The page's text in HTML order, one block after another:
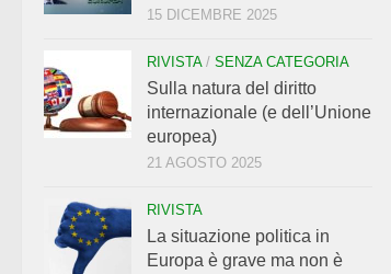
15 DICEMBRE 2025
RIVISTA/ SENZA CATEGORIA
Sulla natura del diritto
internazionale (e dell’Unione
europea)
21 AGOSTO 2025
RIVISTA
La situazione politica in
Europa è grave ma non è